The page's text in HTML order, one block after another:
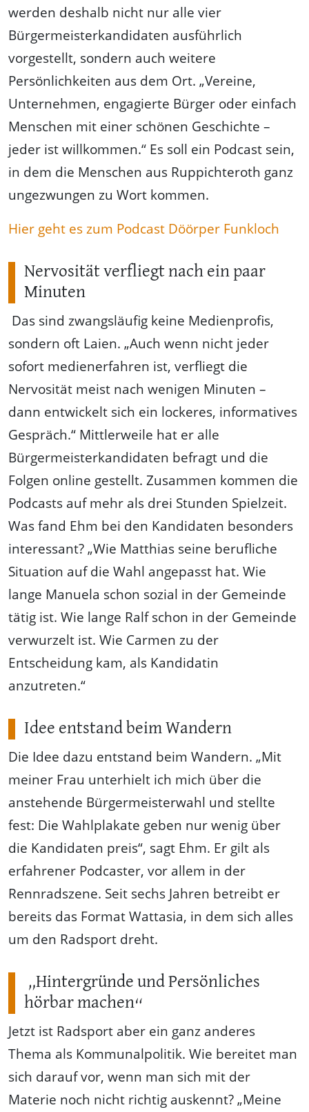
werden deshalb nicht nur alle vier
Bürgermeisterkandidaten ausführlich
vorgestellt, sondern auch weitere
Persönlichkeiten aus dem Ort. „Vereine,
Unternehmen, engagierte Bürger oder einfach
Menschen mit einer schönen Geschichte –
jeder ist willkommen.“ Es soll ein Podcast sein,
in dem die Menschen aus Ruppichteroth ganz
ungezwungen zu Wort kommen.
Hier geht es zum Podcast Döörper Funkloch
Nervosität verfliegt nach ein paar
Minuten
Das sind zwangsläufig keine Medienprofis,
sondern oft Laien. „Auch wenn nicht jeder
sofort medienerfahren ist, verfliegt die
Nervosität meist nach wenigen Minuten –
dann entwickelt sich ein lockeres, informatives
Gespräch.“ Mittlerweile hat er alle
Bürgermeisterkandidaten befragt und die
Folgen online gestellt. Zusammen kommen die
Podcasts auf mehr als drei Stunden Spielzeit.
Was fand Ehm bei den Kandidaten besonders
interessant? „Wie Matthias seine berufliche
Situation auf die Wahl angepasst hat. Wie
lange Manuela schon sozial in der Gemeinde
tätig ist. Wie lange Ralf schon in der Gemeinde
verwurzelt ist. Wie Carmen zu der
Entscheidung kam, als Kandidatin
anzutreten.“
Idee entstand beim Wandern
Die Idee dazu entstand beim Wandern. „Mit
meiner Frau unterhielt ich mich über die
anstehende Bürgermeisterwahl und stellte
fest: Die Wahlplakate geben nur wenig über
die Kandidaten preis“, sagt Ehm. Er gilt als
erfahrener Podcaster, vor allem in der
Rennradszene. Seit sechs Jahren betreibt er
bereits das Format Wattasia, in dem sich alles
um den Radsport dreht.
„Hintergründe und Persönliches
hörbar machen“
Jetzt ist Radsport aber ein ganz anderes
Thema als Kommunalpolitik. Wie bereitet man
sich darauf vor, wenn man sich mit der
Materie noch nicht richtig auskennt? „Meine